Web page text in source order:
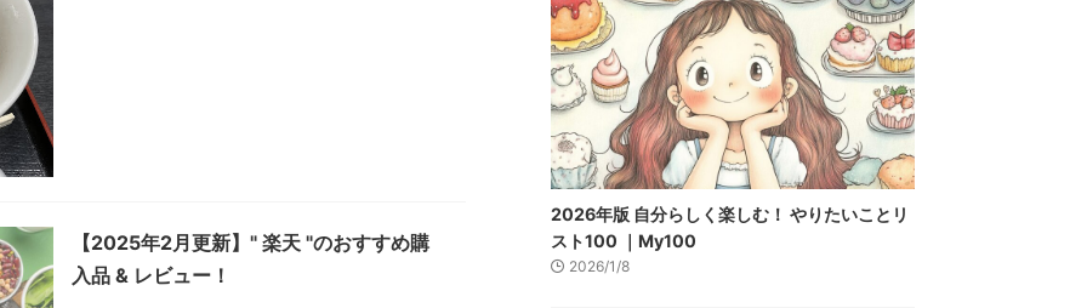
【2025年2月更新】" 楽天 "のおすすめ購
入品 & レビュー！
2026年版 自分らしく楽しむ！ やりたいことリ
スト100 ｜My100
2026/1/8